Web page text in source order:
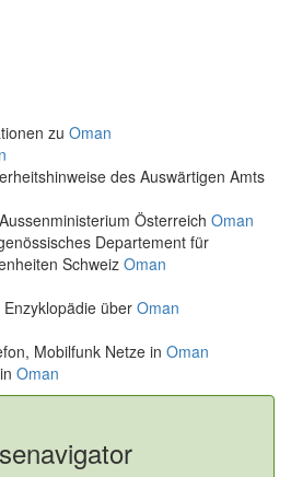
zu Oman
des Auswärtigen Amts
Österreich Oman
Departement für
Schweiz Oman
über Oman
Mobilfunk Netze in Oman
Oman